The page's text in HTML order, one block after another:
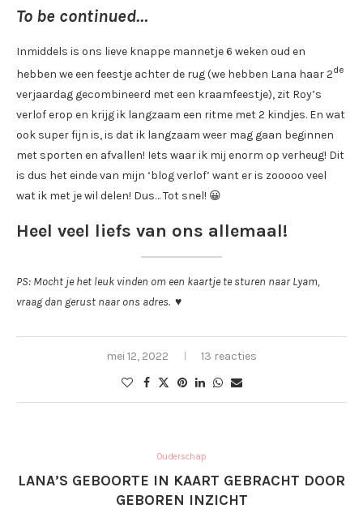
To be continued…
Inmiddels is ons lieve knappe mannetje 6 weken oud en
hebben we een feestje achter de rug (we hebben Lana haar 2de
verjaardag gecombineerd met een kraamfeestje), zit Roy’s
verlof erop en krijg ik langzaam een ritme met 2 kindjes. En wat
ook super fijn is, is dat ik langzaam weer mag gaan beginnen
met sporten en afvallen! Iets waar ik mij enorm op verheug! Dit
is dus het einde van mijn ‘blog verlof’ want er is zooooo veel
wat ik met je wil delen! Dus… Tot snel! 😀
Heel veel liefs van ons allemaal!
PS: Mocht je het leuk vinden om een kaartje te sturen naar Lyam,
vraag dan gerust naar ons adres. ♥
mei 12, 2022 13 reacties
Ouderschap
LANA’S GEBOORTE IN KAART GEBRACHT DOOR
GEBOREN INZICHT